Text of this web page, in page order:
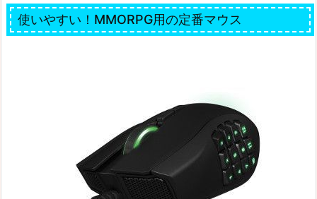
使いやすい！MMORPG用の定番マウス